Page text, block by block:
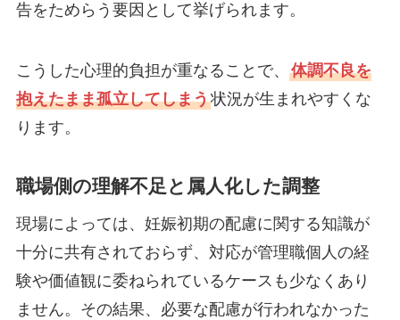
告をためらう要因として挙げられます。
こうした心理的負担が重なることで、 体調不良を
抱えたまま孤立してしまう状況が生まれやすくな
ります。
職場側の理解不足と属人化した調整
現場によっては、妊娠初期の配慮に関する知識が
十分に共有されておらず、対応が管理職個人の経
験や価値観に委ねられているケースも少なくあり
ません。その結果、必要な配慮が行われなかった